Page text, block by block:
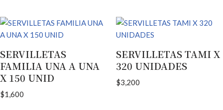
SERVILLETAS
FAMILIA UNA A UNA
X 150 UNID
$1,600
SERVILLETAS TAMI X
320 UNIDADES
$3,200